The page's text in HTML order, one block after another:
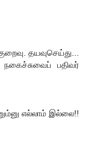
தயவுசெய்து...
பதிவர்
எல்லாம் இல்லை!!